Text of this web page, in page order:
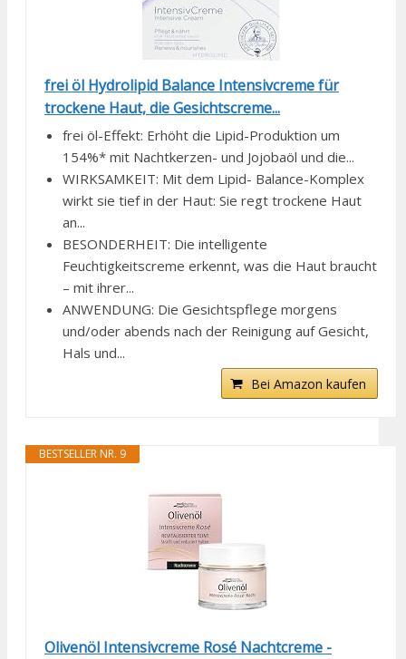
frei öl Hydrolipid Balance Intensivcreme für
trockene Haut, die Gesichtscreme...
frei öl-Effekt: Erhöht die Lipid-Produktion um
154%* mit Nachtkerzen- und Jojobaöl und die...
WIRKSAMKEIT: Mit dem Lipid- Balance-Komplex
wirkt sie tief in der Haut: Sie regt trockene Haut
an...
BESONDERHEIT: Die intelligente
Feuchtigkeitscreme erkennt, was die Haut braucht
– mit ihrer...
ANWENDUNG: Die Gesichtspflege morgens
und/oder abends nach der Reinigung auf Gesicht,
Hals und...
Bei Amazon kaufen
BESTSELLER NR. 9
Olivenöl Intensivcreme Rosé Nachtcreme -